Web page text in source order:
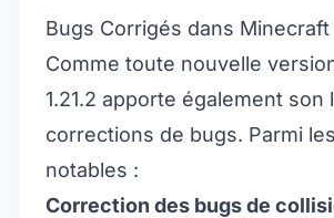
Bugs Corrigés dans Minecraft
Comme toute nouvelle
1.21.2 apporte également son
corrections de bugs. Parmi
notables :
Correction des bugs de